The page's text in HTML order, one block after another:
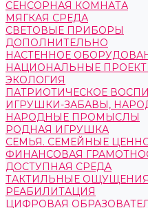
СЕНСОРНАЯ КОМНАТА
МЯГКАЯ СРЕДА
СВЕТОВЫЕ ПРИБОРЫ
ДОПОЛНИТЕЛЬНО
НАСТЕННОЕ
НАЦИОНАЛЬНЫЕ
ЭКОЛОГИЯ
ПАТРИОТИЧЕСКОЕ
ИГРУШКИ-ЗАБАВЫ,
НАРОДНЫЕ ПРОМЫСЛЫ
РОДНАЯ ИГРУШКА
СЕМЬЯ. СЕМЕЙНЫЕ
ФИНАНСОВАЯ
ДОСТУПНАЯ СРЕДА
ТАКТИЛЬНЫЕ ОЩУЩЕНИЯ
РЕАБИЛИТАЦИЯ
ЦИФРОВАЯ